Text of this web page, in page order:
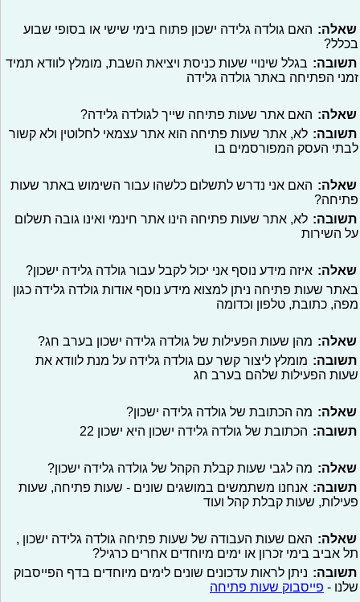
שאלה: האם גולדה גלידה ישכון פתוח בימי שישי או בסופי שבוע
בכלל?
תשובה: בגלל שינויי שעות כניסת ויציאת השבת, מומלץ לוודא תמיד
זמני הפתיחה באתר גולדה גלידה
שאלה: האם אתר שעות פתיחה שייך לגולדה גלידה?
תשובה: לא, אתר שעות פתיחה הוא אתר עצמאי לחלוטין ולא קשור
לבתי העסק המפורסמים בו
שאלה: האם אני נדרש לתשלום כלשהו עבור השימוש באתר שעות
פתיחה?
תשובה: לא, אתר שעות פתיחה הינו אתר חינמי ואינו גובה תשלום
על השירות
שאלה: איזה מידע נוסף אני יכול לקבל עבור גולדה גלידה ישכון?
באתר שעות פתיחה ניתן למצוא מידע נוסף אודות גולדה גלידה כגון
מפה, כתובת, טלפון וכדומה
שאלה: מהן שעות הפעילות של גולדה גלידה ישכון בערב חג?
תשובה: מומלץ ליצור קשר עם גולדה גלידה על מנת לוודא את
שעות הפעילות שלהם בערב חג
שאלה: מה הכתובת של גולדה גלידה ישכון?
תשובה: הכתובת של גולדה גלידה ישכון היא ישכון 22
שאלה: מה לגבי שעות קבלת הקהל של גולדה גלידה ישכון?
תשובה: אנחנו משתמשים במושגים שונים - שעות פתיחה, שעות
פעילות, שעות קבלת קהל ועוד
שאלה: האם שעות העבודה של שעות פתיחה גולדה גלידה ישכון ,
תל אביב בימי זכרון או ימים מיוחדים אחרים כרגיל?
תשובה: ניתן לראות עדכונים שונים לימים מיוחדים בדף הפייסבוק
שלנו - פייסבוק שעות פתיחה